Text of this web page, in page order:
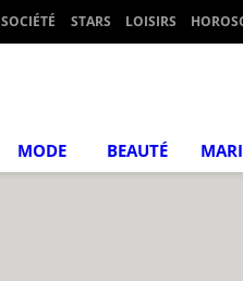
SOCIÉTÉ STARS LOISIRS
MODE BEAUTÉ